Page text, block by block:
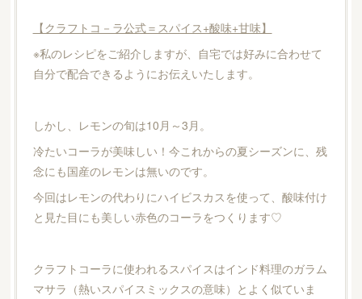
【クラフトコ－ラ公式＝スパイス+酸味+甘味】
※私のレシピをご紹介しますが、自宅では好みに合わせて
自分で配合できるようにお伝えいたします。
しかし、レモンの旬は10月～3月。
冷たいコーラが美味しい！今これからの夏シーズンに、残
念にも国産のレモンは無いのです。
今回はレモンの代わりにハイビスカスを使って、酸味付け
と見た目にも美しい赤色のコーラをつくります♡
クラフトコーラに使われるスパイスはインド料理のガラム
マサラ（熱いスパイスミックスの意味）とよく似ていま